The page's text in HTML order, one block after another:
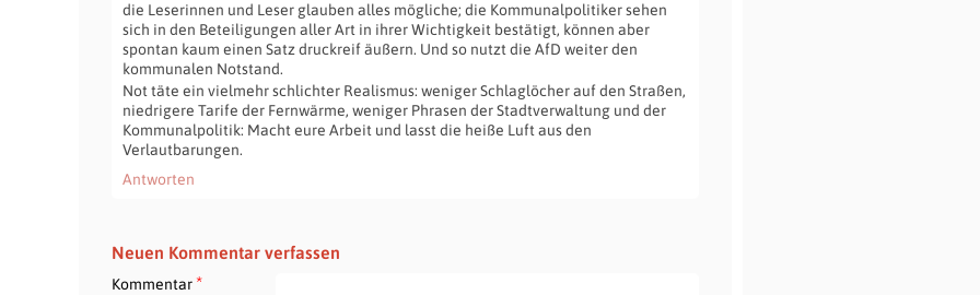
die Leserinnen und Leser glauben alles mögliche; die Kommunalpolitiker sehen
sich in den Beteiligungen aller Art in ihrer Wichtigkeit bestätigt, können aber
spontan kaum einen Satz druckreif äußern. Und so nutzt die AfD weiter den
kommunalen Notstand.
Not täte ein vielmehr schlichter Realismus: weniger Schlaglöcher auf den Straßen,
niedrigere Tarife der Fernwärme, weniger Phrasen der Stadtverwaltung und der
Kommunalpolitik: Macht eure Arbeit und lasst die heiße Luft aus den
Verlautbarungen.
Antworten
Neuen Kommentar verfassen
Kommentar*